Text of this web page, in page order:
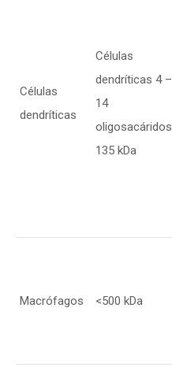
Células
dendríticas
Células
dendríticas 4 –
14
oligosacáridos
135 kDa
Macrófagos <500 kDa